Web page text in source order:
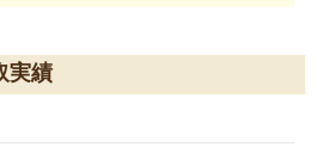
実績